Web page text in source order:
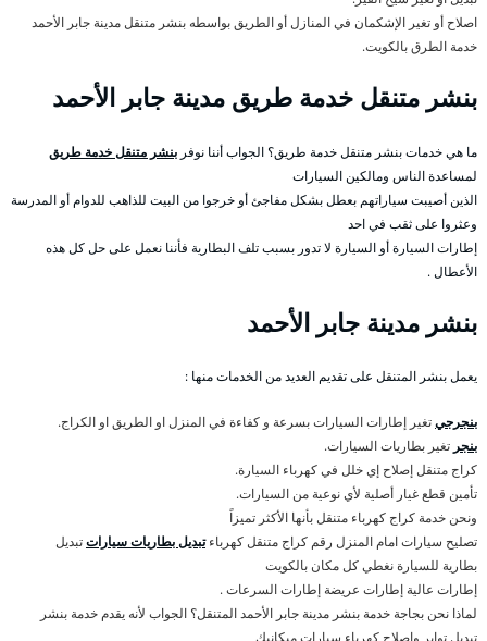
اصلاح أو تغير الإشكمان في المنازل أو الطريق بواسطه بنشر متنقل مدينة جابر الأحمد
خدمة الطرق بالكويت.
بنشر متنقل خدمة طريق مدينة جابر الأحمد
ما هي خدمات بنشر متنقل خدمة طريق؟ الجواب أننا نوفر بنشر متنقل خدمة طريق
لمساعدة الناس ومالكين السيارات
الذين أصيبت سياراتهم بعطل بشكل مفاجئ أو خرجوا من البيت للذاهب للدوام أو المدرسة
وعثروا على ثقب في احد
إطارات السيارة أو السيارة لا تدور بسبب تلف البطارية فأننا نعمل على حل كل هذه
الأعطال .
بنشر مدينة جابر الأحمد
يعمل بنشر المتنقل على تقديم العديد من الخدمات منها :
بنجرجيتغير إطارات السيارات بسرعة و كفاءة في المنزل او الطريق او الكراج.
بنجر تغير بطاريات السيارات.
كراج متنقل إصلاح إي خلل في كهرباء السيارة.
تأمين قطع غيار أصلية لأي نوعية من السيارات.
ونحن خدمة كراج كهرباء متنقل بأنها الأكثر تميزاً
تصليح سيارات امام المنزل رقم كراج متنقل كهرباءتبديل بطاريات سياراتتبديل
بطارية للسيارة نغطي كل مكان بالكويت
إطارات عالية إطارات عريضة إطارات السرعات .
لماذا نحن بجاجة خدمة بنشر مدينة جابر الأحمد المتنقل؟ الجواب لأنه يقدم خدمة بنشر
تبديل تواير وإصلاح كهرباء سيارات ميكانيك